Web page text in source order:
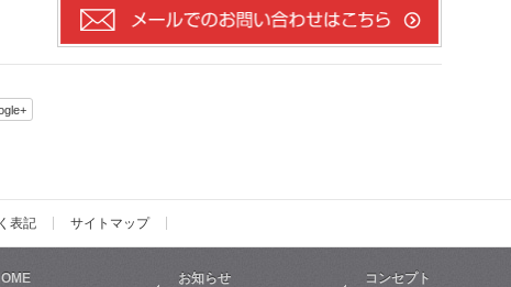
表記 サイトマップ
お知らせ コンセプト